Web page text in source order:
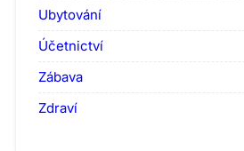
Ubytování
Účetnictví
Zábava
Zdraví